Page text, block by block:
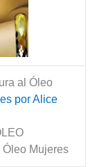
al Óleo
por Alice
Mujeres